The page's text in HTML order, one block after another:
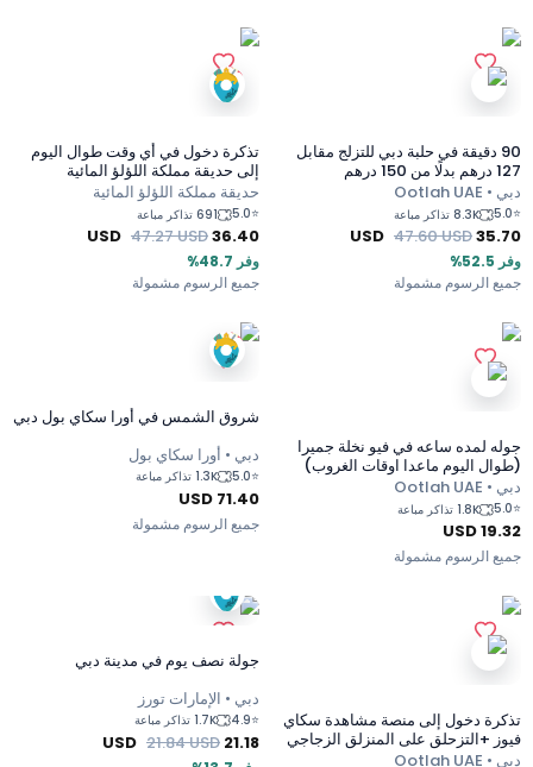
90 دقيقة في حلبة دبي للتزلج مقابل
127 درهم بدلًا من 150 درهم
دبي • Ootlah UAE
⭐
5.0 8.3K تذاكر مباعة
35.70
USD 47.60USD
جميع الرسوم مشمولة
وفر 52.5%
تذكرة دخول في أي وقت طوال اليوم
إلى حديقة مملكة اللؤلؤ المائية
حديقة مملكة اللؤلؤ المائية
⭐
5.0 691 تذاكر مباعة
36.40
USD 47.27USD
جميع الرسوم مشمولة
وفر 48.7%
جوله لمده ساعه في فيو نخلة جميرا
(طوال اليوم ماعدا اوقات الغروب)
دبي • Ootlah UAE
⭐
5.0 1.8K تذاكر مباعة
19.32
USD
جميع الرسوم مشمولة
شروق الشمس في أورا سكاي بول دبي
دبي • أورا سكاي بول
⭐
5.0 1.3K تذاكر مباعة
71.40
USD
جميع الرسوم مشمولة
تذكرة دخول إلى منصة مشاهدة سكاي
فيوز +التزحلق على المنزلق الزجاجي
مجانا
دبي • Ootlah UAE
جولة نصف يوم في مدينة دبي
دبي • الإمارات تورز
⭐
4.9 1.7K تذاكر مباعة
21.18
USD 21.84USD